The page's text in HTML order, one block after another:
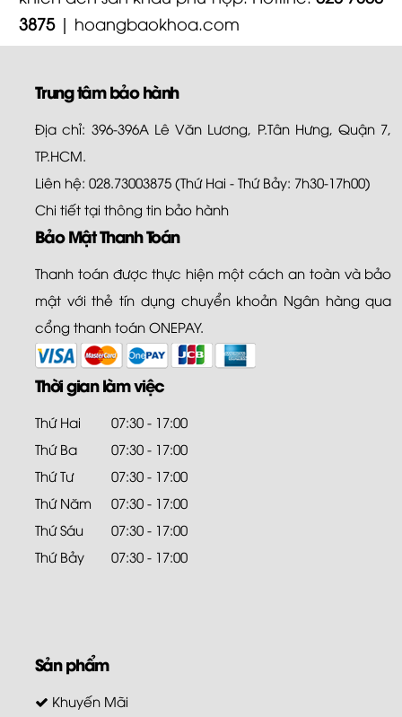
3875| hoangbaokhoa.com
Trung tâm bảo hành
Địa chỉ: 396-396A Lê Văn Lương, P.Tân Hưng, Quận 7,
TP.HCM.
Liên hệ: 028.73003875 (Thứ Hai - Thứ Bảy: 7h30-17h00)
Chi tiết tại thông tin bảo hành
Bảo Mật Thanh Toán
Thanh toán được thực hiện một cách an toàn và bảo
mật với thẻ tín dụng chuyển khoản Ngân hàng qua
cổng thanh toán ONEPAY.
Thời gian làm việc
Thứ Hai
07:30 - 17:00
Thứ Ba
07:30 - 17:00
Thứ Tư
07:30 - 17:00
Thứ Năm
07:30 - 17:00
Thứ Sáu
07:30 - 17:00
Thứ Bảy
07:30 - 17:00
Sản phẩm
Khuyến Mãi